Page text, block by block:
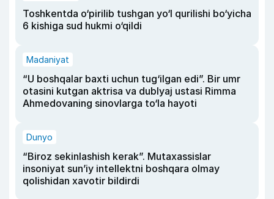
Toshkentda o‘pirilib tushgan yo‘l qurilishi bo‘yicha
6 kishiga sud hukmi o‘qildi
Madaniyat
“U boshqalar baxti uchun tug‘ilgan edi”. Bir umr
otasini kutgan aktrisa va dublyaj ustasi Rimma
Ahmedovaning sinovlarga to‘la hayoti
Dunyo
“Biroz sekinlashish kerak”. Mutaxassislar
insoniyat sun’iy intellektni boshqara olmay
qolishidan xavotir bildirdi